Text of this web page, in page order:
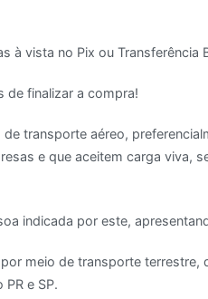
à vista no Pix ou Transferência
de finalizar a compra!
transporte aéreo,
e que aceitem carga viva,
indicada por este,
meio de transporte
e SP.